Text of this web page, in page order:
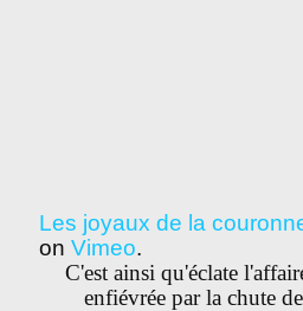
Les joyaux de la
on Vimeo.
C'est ainsi qu'éclate
enfiévrée par la chute